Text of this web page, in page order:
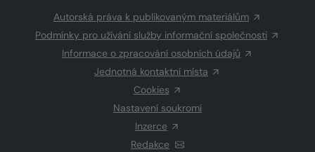
Autorská práva k publikovaným materiálům
Podmínky pro užívání služby informační společnosti
Informace o zpracování osobních údajů
Jednotná kontaktní místa
Cookies
Nastavení soukromí
Inzerce
Redakce